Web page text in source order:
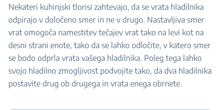
Nekateri kuhinjski tlorisi zahtevajo, da se vrata hladilnika
odpirajo v določeno smer in ne v drugo. Nastavljiva smer
vrat omogoča namestitev tečajev vrat tako na levi kot na
desni strani enote, tako da se lahko odločite, v katero smer
se bodo odprla vrata vašega hladilnika. Poleg tega lahko
svojo hladilno zmogljivost podvojite tako, da dva hladilnika
postavite drug ob drugega in vrata enega obrnete.